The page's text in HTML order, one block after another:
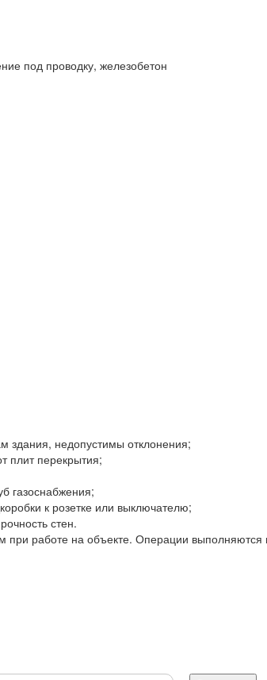
здания, недопустимы отклонения;
плит перекрытия;
газоснабжения;
к розетке или выключателю;
стен.
работе на объекте. Операции выполняются